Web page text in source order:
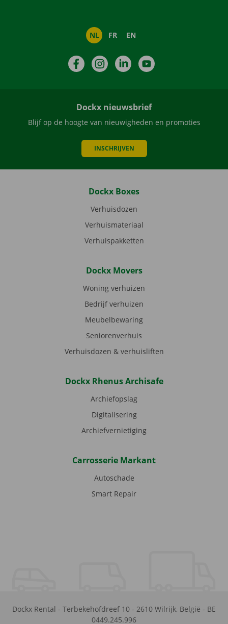
NL FR EN
FacebookInstagramLinkedIn
Dockx nieuwsbrief
Blijf op de hoogte van nieuwigheden en promoties
INSCHRIJVEN
Dockx Boxes
Verhuisdozen
Verhuismateriaal
Verhuispakketten
Dockx Movers
Woning verhuizen
Bedrijf verhuizen
Meubelbewaring
Seniorenverhuis
Verhuisdozen & verhuisliften
Dockx Rhenus Archisafe
Archiefopslag
Digitalisering
Archiefvernietiging
Carrosserie Markant
Autoschade
Smart Repair
Dockx Rental - Terbekehofdreef 10 - 2610 Wilrijk, België - BE
0449.245.996